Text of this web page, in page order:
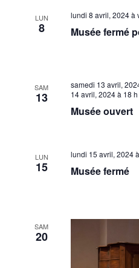
LUN
8 Musée fermé
lundi 8 avril, 2024à
SAM
13
Musée ouvert
samedi 13 avril,
14 avril, 2024 à 18
LUN
15 Musée fermé
lundi 15 avril, 2024à
SAM
20